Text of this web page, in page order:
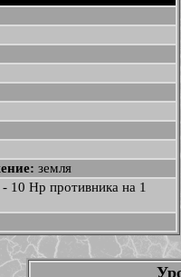
земля
10 Нр противника на 1